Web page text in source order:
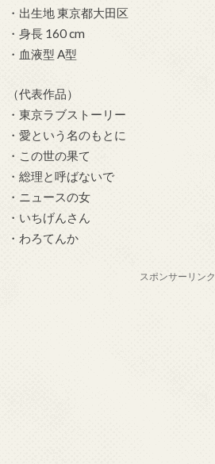
・出生地 東京都大田区
・身長 160 cm
・血液型 A型
（代表作品）
・東京ラブストーリー
・愛という名のもとに
・この世の果て
・総理と呼ばないで
・ニュースの女
・いちげんさん
・わろてんか
スポンサーリンク